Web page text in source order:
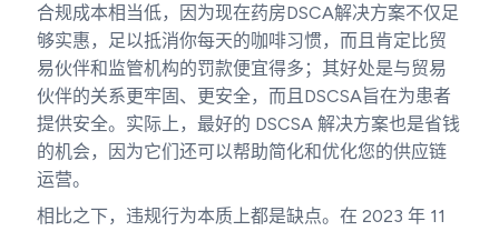
合规成本相当低，因为现在药房DSCA解决方案不仅足
够实惠，足以抵消你每天的咖啡习惯，而且肯定比贸
易伙伴和监管机构的罚款便宜得多；其好处是与贸易
伙伴的关系更牢固、更安全，而且DSCSA旨在为患者
提供安全。实际上，最好的 DSCSA 解决方案也是省钱
的机会，因为它们还可以帮助简化和优化您的供应链
运营。
相比之下，违规行为本质上都是缺点。在 2023 年 11